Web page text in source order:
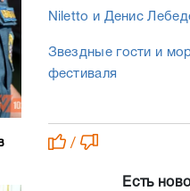
Niletto и Денис
Звездные гости и
фестиваля
/
Есть